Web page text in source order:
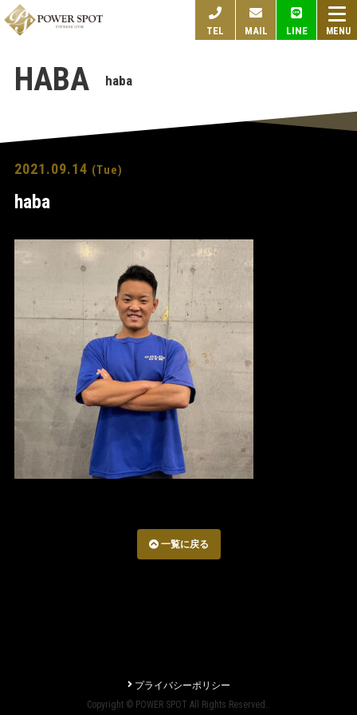
TEL MAIL LINE
HABA haba
2021.09.14 (Tue)
haba
一覧に戻る
プライバシーポリシー
Copyright © POWER SPOT All Rights Reserved..